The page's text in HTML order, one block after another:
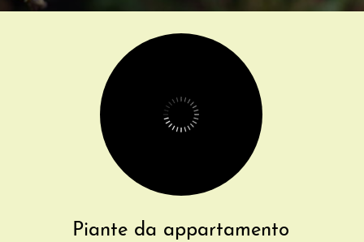
Piante da appartamento